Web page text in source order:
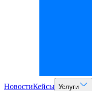
НовостиКейсы Услуги